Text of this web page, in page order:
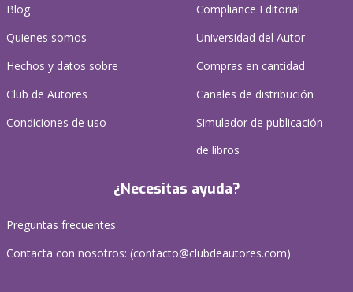
Blog
Quienes somos
Hechos y datos sobre
Club de Autores
Condiciones de uso
Compliance Editorial
Universidad del Autor
Compras en cantidad
Canales de distribución
Simulador de publicación
de libros
¿Necesitas ayuda?
Preguntas frecuentes
Contacta con nosotros: (contacto@clubdeautores.com)